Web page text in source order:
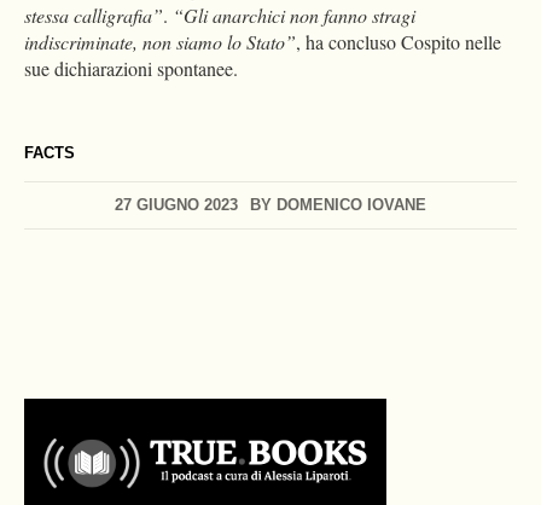
FACTS
27 GIUGNO 2023 BY DOMENICO IOVANE
stessa calligrafia”. “Gli anarchici non fanno stragi
indiscriminate, non siamo lo Stato”, ha concluso Cospito nelle
sue dichiarazioni spontanee.